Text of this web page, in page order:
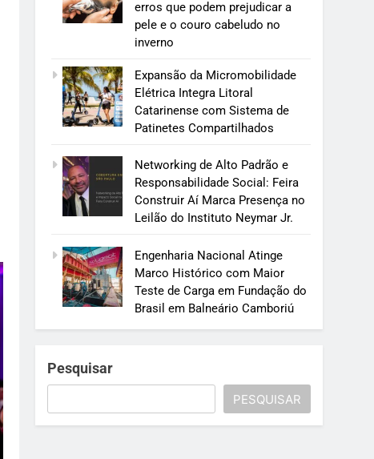
erros que podem prejudicar a
pele e o couro cabeludo no
inverno
Expansão da Micromobilidade
Elétrica Integra Litoral
Catarinense com Sistema de
Patinetes Compartilhados
Networking de Alto Padrão e
Responsabilidade Social: Feira
Construir Aí Marca Presença no
Leilão do Instituto Neymar Jr.
Engenharia Nacional Atinge
Marco Histórico com Maior
Teste de Carga em Fundação do
Brasil em Balneário Camboriú
Pesquisar
PESQUISAR